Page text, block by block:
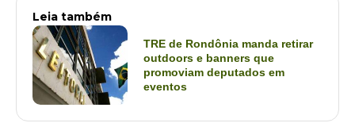
Leia também
TRE de Rondônia manda retirar
outdoors e banners que
promoviam deputados em
eventos